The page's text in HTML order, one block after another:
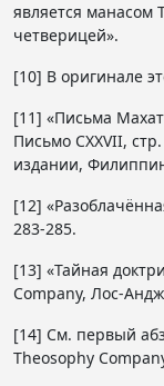
является
четверицей».
[10] В оригинале
[11] «Письма
Письмо CXXVII,
издании,
[12]
283-285.
[13] «Тайная
Company, Лос-
[14] См. первый
Theosophy